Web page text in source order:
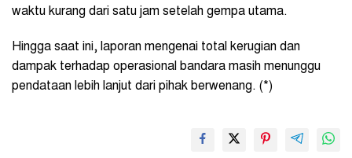
waktu kurang dari satu jam setelah gempa utama.
Hingga saat ini, laporan mengenai total kerugian dan
dampak terhadap operasional bandara masih menunggu
pendataan lebih lanjut dari pihak berwenang. (*)